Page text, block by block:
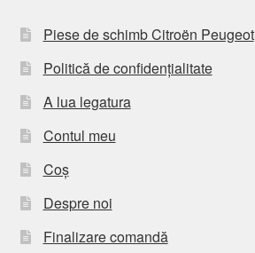
Piese de schimb Citroën Peugeot
Politică de confidențialitate
A lua legatura
Contul meu
Coș
Despre noi
Finalizare comandă